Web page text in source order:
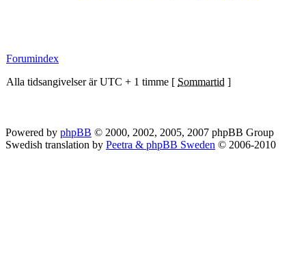
Forumindex
Alla tidsangivelser är UTC + 1 timme [ Sommartid ]
Powered by phpBB © 2000, 2002, 2005, 2007 phpBB Group
Swedish translation by Peetra & phpBB Sweden © 2006-2010